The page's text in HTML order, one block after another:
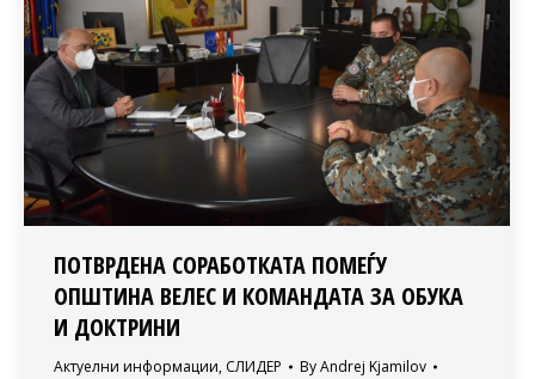
ПОТВРДЕНА СОРАБОТКАТА ПОМЕЃУ
ОПШТИНА ВЕЛЕС И КОМАНДАТА ЗА ОБУКА
И ДОКТРИНИ
Актуелни информации, СЛИДЕР ByAndrej Kjamilov